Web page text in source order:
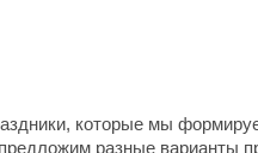
которые мы
разные варианты